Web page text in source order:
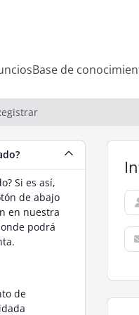
Base de
Si es así,
de abajo
en nuestra
podrá
de